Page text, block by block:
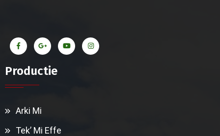
Productie
Arki Mi
Tek’ Mi Effe